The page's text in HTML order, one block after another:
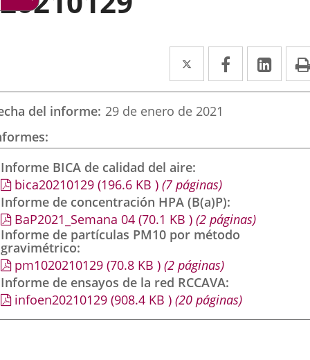
Twitter
Enlace
a
una
externa.
Facebook
Enlace
a
externa.
a
del informe 29 de enero de 2021
Informe BICA de calidad del aire
bica20210129 (196.6 KB ) (7 páginas)
Informe de concentración HPA (B(a)P)
BaP2021_Semana 04 (70.1 KB ) (2 páginas)
Informe de partículas PM10 por método
gravimétrico
pm1020210129 (70.8 KB ) (2 páginas)
Informe de ensayos de la red RCCAVA
infoen20210129 (908.4 KB ) (20 páginas)